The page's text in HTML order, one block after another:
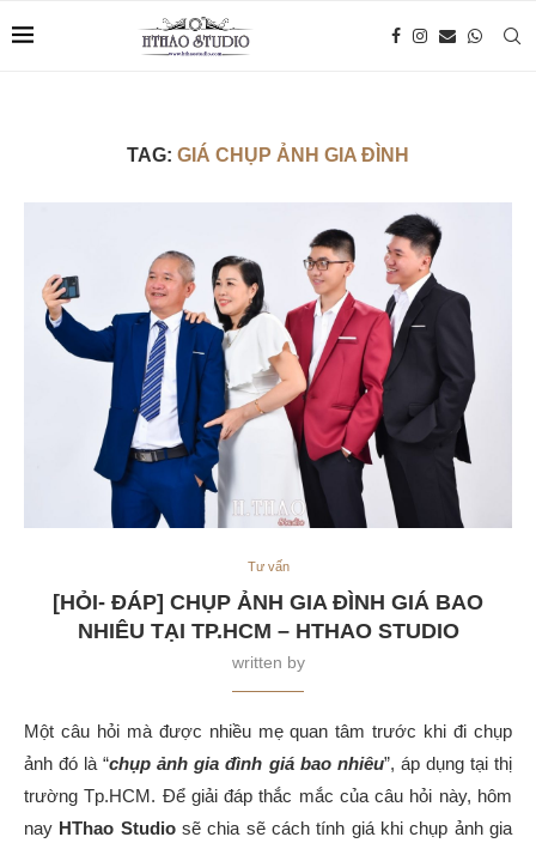
TAG: GIÁ CHỤP ẢNH GIA ĐÌNH
Tư vấn
[HỎI- ĐÁP] CHỤP ẢNH GIA ĐÌNH GIÁ BAO
NHIÊU TẠI TP.HCM – HTHAO STUDIO
written by
Một câu hỏi mà được nhiều mẹ quan tâm trước khi đi chụp
ảnh đó là “chụp ảnh gia đình giá bao nhiêu”, áp dụng tại thị
trường Tp.HCM. Để giải đáp thắc mắc của câu hỏi này, hôm
nay HThao Studiosẽ chia sẽ cách tính giá khi chụp ảnh gia